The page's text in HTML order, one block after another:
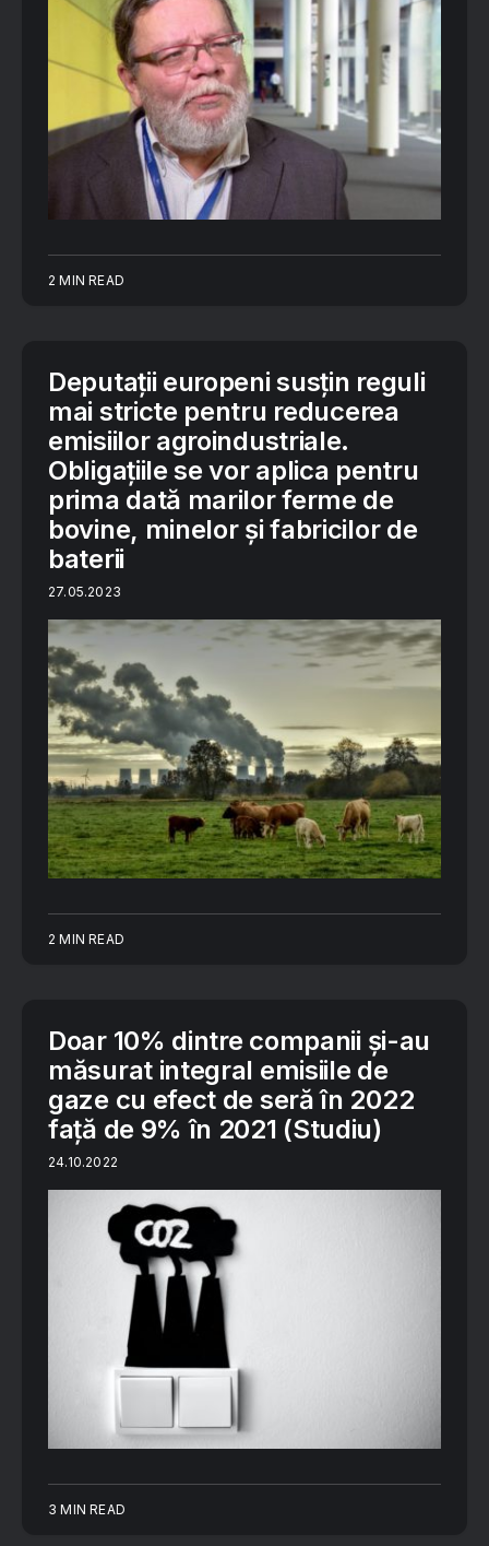
2 MIN READ
Deputații europeni susțin reguli
mai stricte pentru reducerea
emisiilor agroindustriale.
Obligațiile se vor aplica pentru
prima dată marilor ferme de
bovine, minelor și fabricilor de
baterii
27.05.2023
2 MIN READ
Doar 10% dintre companii și-au
măsurat integral emisiile de
gaze cu efect de seră în 2022
față de 9% în 2021 (Studiu)
24.10.2022
3 MIN READ